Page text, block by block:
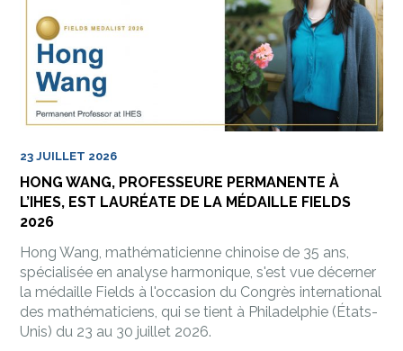
23 JUILLET 2026
HONG WANG, PROFESSEURE PERMANENTE À
L’IHES, EST LAURÉATE DE LA MÉDAILLE FIELDS
2026
Hong Wang, mathématicienne chinoise de 35 ans,
spécialisée en analyse harmonique, s'est vue décerner
la médaille Fields à l'occasion du Congrès international
des mathématiciens, qui se tient à Philadelphie (États-
Unis) du 23 au 30 juillet 2026.